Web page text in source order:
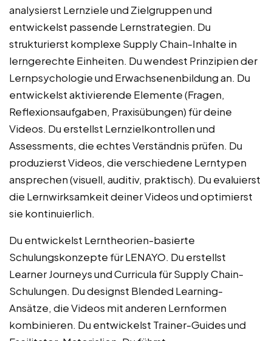
analysierst Lernziele und Zielgruppen und
entwickelst passende Lernstrategien. Du
strukturierst komplexe Supply Chain-Inhalte in
lerngerechte Einheiten. Du wendest Prinzipien der
Lernpsychologie und Erwachsenenbildung an. Du
entwickelst aktivierende Elemente (Fragen,
Reflexionsaufgaben, Praxisübungen) für deine
Videos. Du erstellst Lernzielkontrollen und
Assessments, die echtes Verständnis prüfen. Du
produzierst Videos, die verschiedene Lerntypen
ansprechen (visuell, auditiv, praktisch). Du evaluierst
die Lernwirksamkeit deiner Videos und optimierst
sie kontinuierlich.
Du entwickelst Lerntheorien-basierte
Schulungskonzepte für LENAYO. Du erstellst
Learner Journeys und Curricula für Supply Chain-
Schulungen. Du designst Blended Learning-
Ansätze, die Videos mit anderen Lernformen
kombinieren. Du entwickelst Trainer-Guides und